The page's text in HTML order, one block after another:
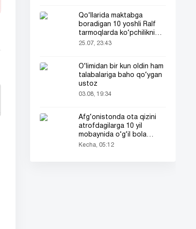
Qo‘llarida maktabga
boradigan 10 yoshli Ralf
tarmoqlarda ko‘pchilikni
ta’sirlantirdi
25.07, 23:43
O‘limidan bir kun oldin ham
talabalariga baho qo‘ygan
ustoz
03.08, 19:34
Afg‘onistonda ota qizini
atrofdagilarga 10 yil
mobaynida o‘g‘il bola
sifatida tanishtirdi
Kecha, 05:12